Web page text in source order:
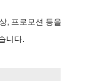
, 프로모션 등을
니다.